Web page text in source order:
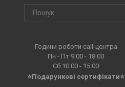
Години роботи call-центра
Пн - Пт 9.00 - 18.00
Сб 10.00 - 15.00
⭐Подарункові сертифікати⭐